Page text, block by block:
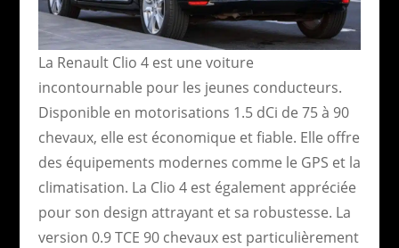
La Renault Clio 4 est une voiture
incontournable pour les jeunes conducteurs.
Disponible en motorisations 1.5 dCi de 75 à 90
chevaux, elle est économique et fiable. Elle offre
des équipements modernes comme le GPS et la
climatisation. La Clio 4 est également appréciée
pour son design attrayant et sa robustesse. La
version 0.9 TCE 90 chevaux est particulièrement